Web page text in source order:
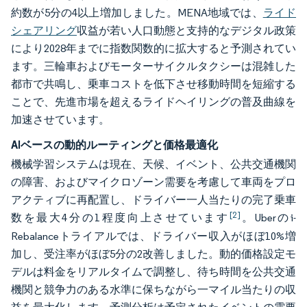
約数が5分の4以上増加しました。MENA地域では、 ライド
シェアリング収益が若い人口動態と支持的なデジタル政策
により2028年までに指数関数的に拡大すると予測されてい
ます。三輪車およびモーターサイクルタクシーは混雑した
都市で共鳴し、乗車コストを低下させ移動時間を短縮する
ことで、先進市場を超えるライドヘイリングの普及曲線を
加速させています。
AIベースの動的ルーティングと価格最適化
機械学習システムは現在、天候、イベント、公共交通機関
の障害、およびマイクロゾーン需要を考慮して車両をプロ
アクティブに再配置し、ドライバー一人当たりの完了乗車
数を最大4分の1程度向上させています [2] 。Uberのi-
Rebalanceトライアルでは、ドライバー収入がほぼ10%増
加し、受注率がほぼ5分の2改善しました。動的価格設定モ
デルは料金をリアルタイムで調整し、待ち時間を公共交通
機関と競争力のある水準に保ちながら一マイル当たりの収